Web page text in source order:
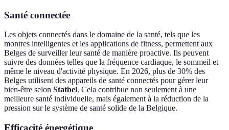
Santé connectée
Les objets connectés dans le domaine de la santé, tels que les
montres intelligentes et les applications de fitness, permettent aux
Belges de surveiller leur santé de manière proactive. Ils peuvent
suivre des données telles que la fréquence cardiaque, le sommeil et
même le niveau d'activité physique. En 2026, plus de 30% des
Belges utilisent des appareils de santé connectés pour gérer leur
bien-être selon Statbel. Cela contribue non seulement à une
meilleure santé individuelle, mais également à la réduction de la
pression sur le système de santé solide de la Belgique.
Efficacité énergétique